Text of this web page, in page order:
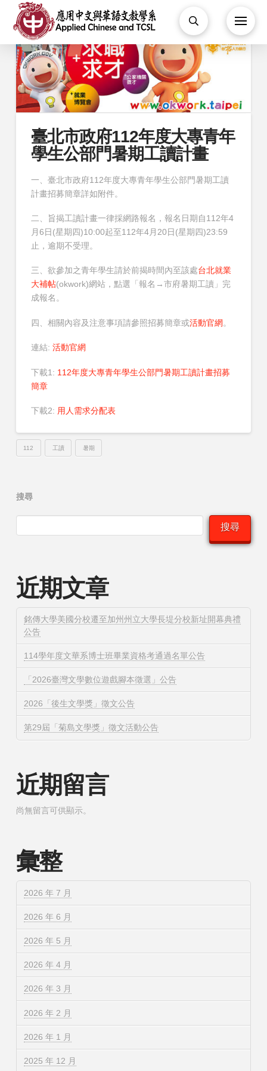
臺北市政府112年度大專青年
學生公部門暑期工讀計畫
一、臺北市政府112年度大專青年學生公部門暑期工讀
計畫招募簡章詳如附件。
二、旨揭工讀計畫一律採網路報名，報名日期自112年4
月6日(星期四)10:00起至112年4月20日(星期四)23:59
止，逾期不受理。
三、欲參加之青年學生請於前揭時間內至該處台北就業
大補帖(okwork)網站，點選「報名→市府暑期工讀」完
成報名。
四、相關內容及注意事項請參照招募簡章或活動官網。
連結: 活動官網
下載1: 112年度大專青年學生公部門暑期工讀計畫招募
簡章
下載2: 用人需求分配表
112 工讀 暑期
搜尋
搜尋
近期文章
銘傳大學美國分校遷至加州州立大學長堤分校新址開幕典禮
公告
114學年度文華系博士班畢業資格考通過名單公告
「2026臺灣文學數位遊戲腳本徵選」公告
2026「後生文學獎」徵文公告
第29屆「菊島文學獎」徵文活動公告
近期留言
尚無留言可供顯示。
彙整
2026 年 7 月
2026 年 6 月
2026 年 5 月
2026 年 4 月
2026 年 3 月
2026 年 2 月
2026 年 1 月
2025 年 12 月